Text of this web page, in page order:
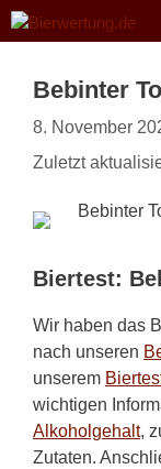
Zum
Inhalt
Bebinter
8. November
Zuletzt
Biertest:
Wir haben das
nach unseren
unserem
wichtigen
Alkoholgehalt,
Zutaten.